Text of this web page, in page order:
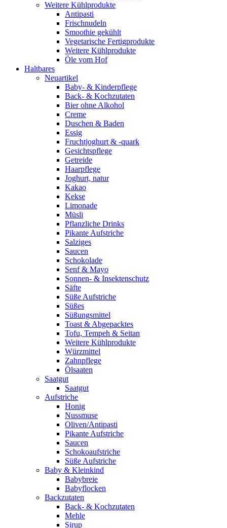
Weitere Kühlprodukte
Antipasti
Frischnudeln
Smoothie gekühlt
Vegetarische Fertigprodukte
Weitere Kühlprodukte
Öle vom Hof
Haltbares
Neuartikel
Baby- & Kinderpflege
Back- & Kochzutaten
Bier ohne Alkohol
Creme
Duschen & Baden
Essig
Fruchtjoghurt & -quark
Gesichtspflege
Getreide
Haarpflege
Joghurt, natur
Kakao
Kekse
Limonade
Müsli
Pflanzliche Drinks
Pikante Aufstriche
Salziges
Saucen
Schokolade
Senf & Mayo
Sonnen- & Insektenschutz
Säfte
Süße Aufstriche
Süßes
Süßungsmittel
Toast & Abgepacktes
Tofu, Tempeh & Seitan
Weitere Kühlprodukte
Würzmittel
Zahnpflege
Ölsaaten
Saatgut
Saatgut
Aufstriche
Honig
Nussmuse
Oliven/Antipasti
Pikante Aufstriche
Saucen
Schokoaufstriche
Süße Aufstriche
Baby & Kleinkind
Babybreie
Babyflocken
Backzutaten
Back- & Kochzutaten
Mehle
Sirup